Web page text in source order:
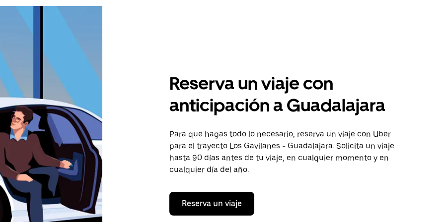
Reserva un viaje con
anticipación a Guadalajara
Para que hagas todo lo necesario, reserva un viaje con Uber
para el trayecto Los Gavilanes - Guadalajara. Solicita un viaje
hasta 90 días antes de tu viaje, en cualquier momento y en
cualquier día del año.
Reserva un viaje